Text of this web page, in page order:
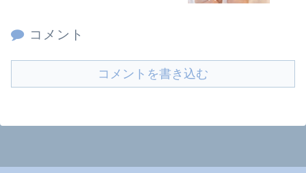
コメント
コメントを書き込む